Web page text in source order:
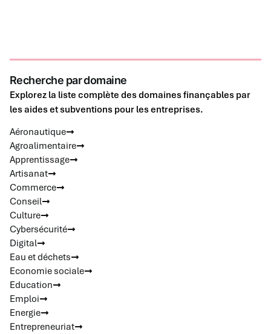
Recherche par domaine
Explorez la liste complète des domaines finançables par
les aides et subventions pour les entreprises.
Aéronautique
Agroalimentaire
Apprentissage
Artisanat
Commerce
Conseil
Culture
Cybersécurité
Digital
Eau et déchets
Economie sociale
Education
Emploi
Energie
Entrepreneuriat